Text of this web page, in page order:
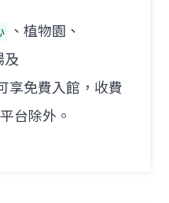
、植物園、
及
享免費入館，收費
台除外。